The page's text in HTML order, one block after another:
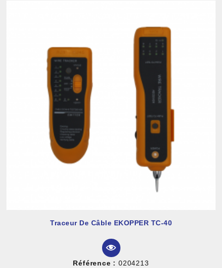
Traceur De Câble EKOPPER TC-40
Référence : 0204213